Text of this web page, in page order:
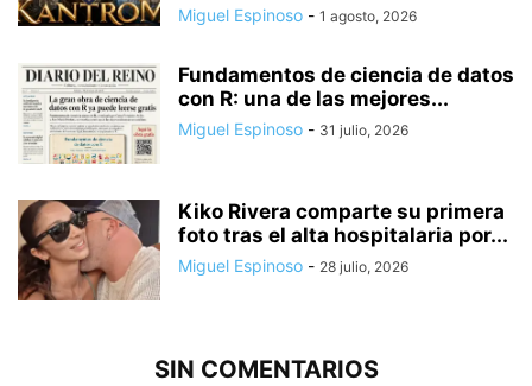
Miguel Espinoso - 1 agosto, 2026
Fundamentos de ciencia de datos
con R: una de las mejores...
Miguel Espinoso - 31 julio, 2026
Kiko Rivera comparte su primera
foto tras el alta hospitalaria por...
Miguel Espinoso - 28 julio, 2026
SIN COMENTARIOS